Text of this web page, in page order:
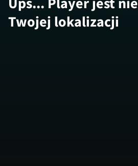
Twojej lokalizacji